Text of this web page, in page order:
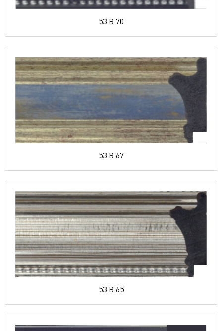
53 B 70
53 B 67
53 B 65